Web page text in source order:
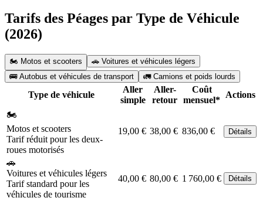
Tarifs des Péages par Type de Véhicule
(2026)
🏍️ Motos et scooters
🚗 Voitures et véhicules légers
🚌 Autobus et véhicules de transport
🚛 Camions et poids lourds
Type de véhicule
Aller
simple
Aller-
retour
Coût
mensuel*
Actions
🏍️
Motos et scooters
Tarif réduit pour les deux-
roues motorisés
19,00 € 38,00 € 836,00 € Détails
🚗
Voitures et véhicules légers
Tarif standard pour les
véhicules de tourisme
40,00 € 80,00 € 1 760,00 € Détails